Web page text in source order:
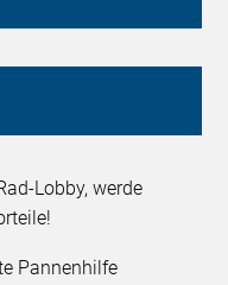
Lobby, werde
Pannenhilfe